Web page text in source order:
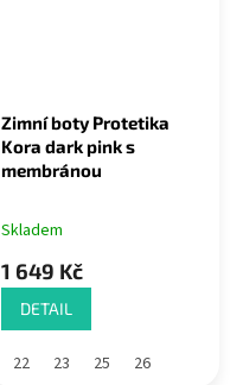
Zimní boty Protetika
Kora dark pink s
membránou
Skladem
1 649 Kč
DETAIL
22 23 25 26